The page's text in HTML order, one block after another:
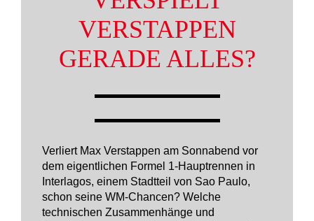
VERSTAPPEN
GERADE ALLES?
Verliert Max Verstappen am Sonnabend vor
dem eigentlichen Formel 1-Hauptrennen in
Interlagos, einem Stadtteil von Sao Paulo,
schon seine WM-Chancen? Welche
technischen Zusammenhänge und